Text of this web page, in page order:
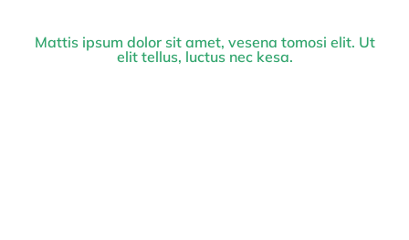
Mattis ipsum dolor sit amet, vesena tomosi elit. Ut
elit tellus, luctus nec kesa.